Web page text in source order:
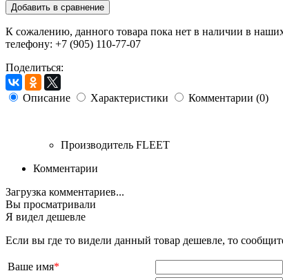
Добавить в сравнение
К сожалению, данного товара пока нет в наличии в
телефону: +7 (905) 110-77-07
Поделиться:
Описание Характеристики Комментарии (0)
Производитель FLEET
Комментарии
Загрузка комментариев...
Вы просматривали
Я видел дешевле
Если вы где то видели данный товар дешевле, то
Ваше имя*